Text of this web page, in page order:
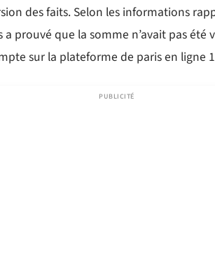
des faits. Selon les informations
prouvé que la somme n’avait pas été
sur la plateforme de paris en ligne